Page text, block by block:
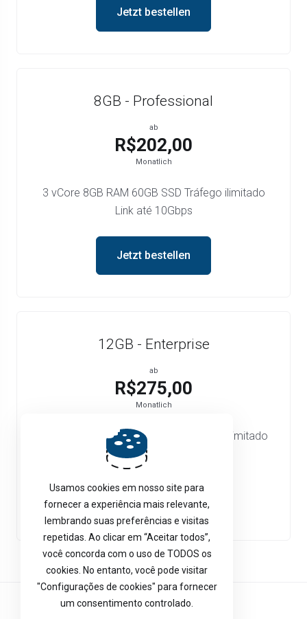
Jetzt bestellen
8GB - Professional
ab
R$202,00
Monatlich
3 vCore 8GB RAM 60GB SSD Tráfego ilimitado
Link até 10Gbps
Jetzt bestellen
12GB - Enterprise
ab
R$275,00
Monatlich
4 vCore 12GB RAM 80GB SSD Tráfego ilimitado
Link até 10Gbps
Jetzt bestellen
Deutsch
Usamos cookies em nosso site para
fornecer a experiência mais relevante,
lembrando suas preferências e visitas
repetidas. Ao clicar em “Aceitar todos”,
você concorda com o uso de TODOS os
cookies. No entanto, você pode visitar
"Configurações de cookies" para fornecer
um consentimento controlado.